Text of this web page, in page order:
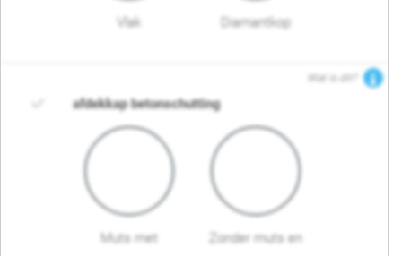
Vlak Diamantkop
Wat is dit?
afdekkap betonschutting
Muts met
Zonder muts en